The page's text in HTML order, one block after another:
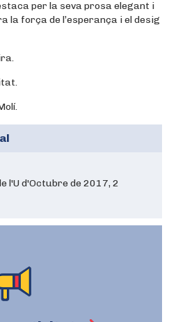
per la seva prosa elegant i
la força de l’esperança i el desig
l'U d'Octubre de 2017, 2